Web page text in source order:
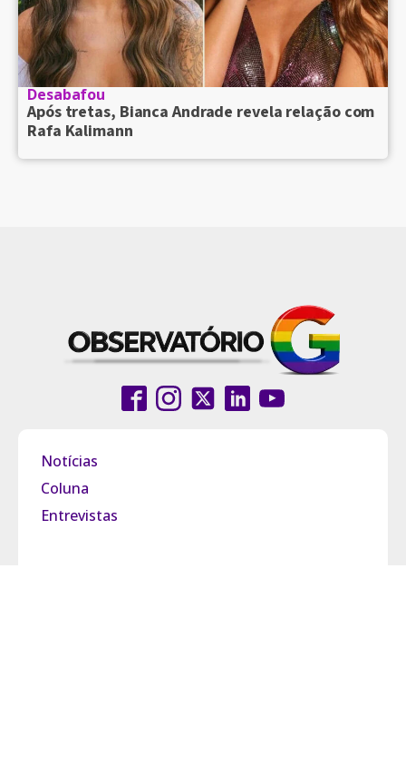
Desabafou
Após tretas, Bianca Andrade revela relação com
Rafa Kalimann
Notícias
Coluna
Entrevistas